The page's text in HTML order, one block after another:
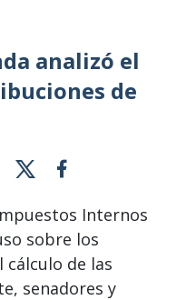
analizó el
de
Internos
sobre los
de las
senadores y